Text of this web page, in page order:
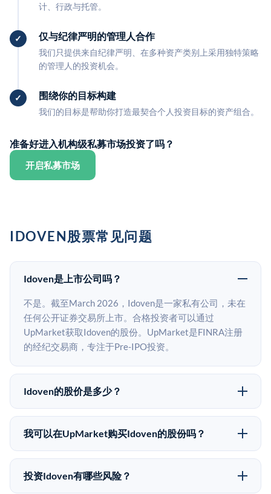
计、行政与托管。
仅与纪律严明的管理人合作
我们只提供来自纪律严明、在多种资产类别上采用独特策略
的管理人的投资机会。
围绕你的目标构建
我们的目标是帮助你打造最契合个人投资目标的资产组合。
准备好进入机构级私募市场投资了吗？
开启私募市场
IDOVEN股票常见问题
Idoven是上市公司吗？
不是。截至March 2026，Idoven是一家私有公司，未在
任何公开证券交易所上市。合格投资者可以通过
UpMarket获取Idoven的股份。UpMarket是FINRA注册
的经纪交易商，专注于Pre-IPO投资。
Idoven的股价是多少？
Idoven没有公开股价，因为它是一家私有公司。最近的
已知股价来自其最近一轮融资。 二级市场上的Pre-IPO
不同。
我可以在UpMarket购买Idoven的股份吗？
可以。合格投资者可以通过填写本页表单或在
upmarket.co创建账户来表达对Idoven股份的投资意向。
投资Idoven有哪些风险？